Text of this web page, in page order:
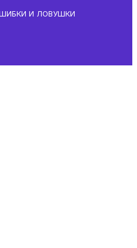
И ЛОВУШКИ